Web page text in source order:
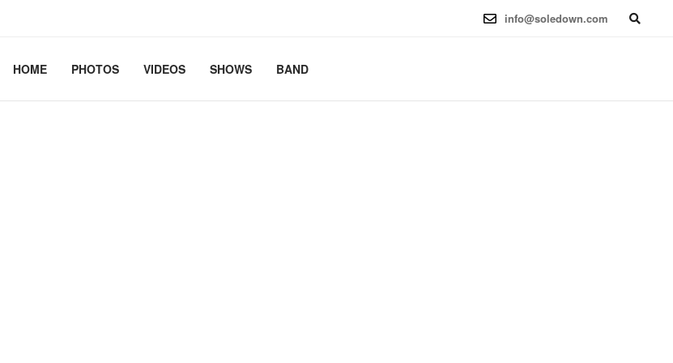
cloud-amd64 #1 SMP PREEMPT_DYNAMIC Debian 6.12.41-1 (2025-08-12) x86_64info@soledown.com
HOME PHOTOS VIDEOS SHOWS BAND